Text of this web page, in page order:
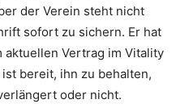
der Verein steht nicht
sofort zu sichern. Er hat
aktuellen Vertrag im Vitality
bereit, ihn zu behalten,
oder nicht.